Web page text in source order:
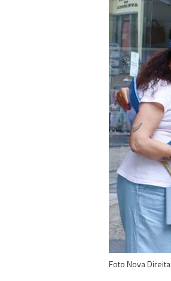
Foto Nova Direita